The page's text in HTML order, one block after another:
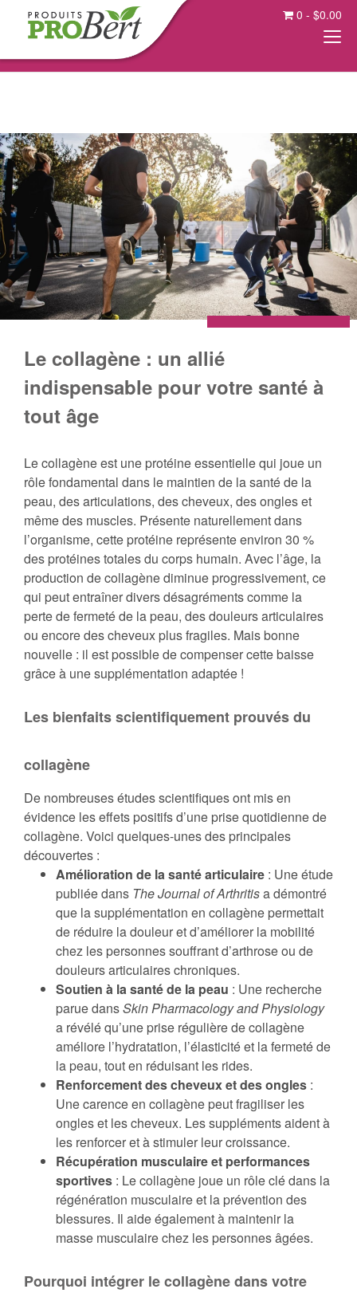
0 - $0.00
Le collagène : un allié
indispensable pour votre santé à
tout âge
Le collagène est une protéine essentielle qui joue un
rôle fondamental dans le maintien de la santé de la
peau, des articulations, des cheveux, des ongles et
même des muscles. Présente naturellement dans
l’organisme, cette protéine représente environ 30 %
des protéines totales du corps humain. Avec l’âge, la
production de collagène diminue progressivement, ce
qui peut entraîner divers désagréments comme la
perte de fermeté de la peau, des douleurs articulaires
ou encore des cheveux plus fragiles. Mais bonne
nouvelle : il est possible de compenser cette baisse
grâce à une supplémentation adaptée !
Les bienfaits scientifiquement prouvés du
collagène
De nombreuses études scientifiques ont mis en
évidence les effets positifs d’une prise quotidienne de
collagène. Voici quelques-unes des principales
découvertes :
Amélioration de la santé articulaire : Une étude
publiée dans The Journal of Arthritisa démontré
que la supplémentation en collagène permettait
de réduire la douleur et d’améliorer la mobilité
chez les personnes souffrant d’arthrose ou de
douleurs articulaires chroniques.
Soutien à la santé de la peau : Une recherche
parue dansSkin Pharmacology and Physiology
a révélé qu’une prise régulière de collagène
améliore l’hydratation, l’élasticité et la fermeté de
la peau, tout en réduisant les rides.
Renforcement des cheveux et des ongles :
Une carence en collagène peut fragiliser les
ongles et les cheveux. Les suppléments aident à
les renforcer et à stimuler leur croissance.
Récupération musculaire et performances
sportives : Le collagène joue un rôle clé dans la
régénération musculaire et la prévention des
blessures. Il aide également à maintenir la
masse musculaire chez les personnes âgées.
Pourquoi intégrer le collagène dans votre